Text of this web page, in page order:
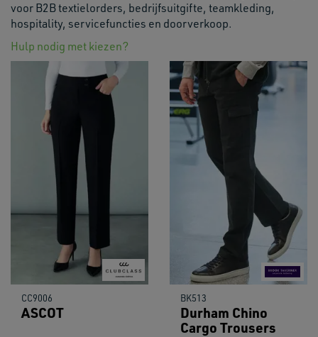
voor B2B textielorders, bedrijfsuitgifte, teamkleding,
hospitality, servicefuncties en doorverkoop.
Hulp nodig met kiezen?
CC9006
ASCOT
BK513
Durham Chino
Cargo Trousers